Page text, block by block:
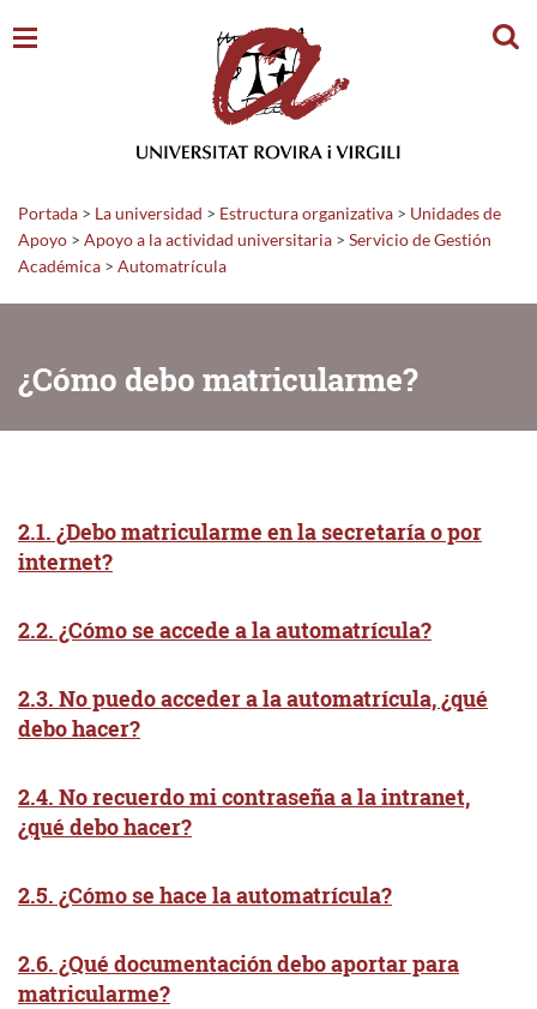
Portada > La universidad > Estructura organizativa > Unidades de
Apoyo > Apoyo a la actividad universitaria > Servicio de Gestión
Académica > Automatrícula
¿Cómo debo matricularme?
2.1. ¿Debo matricularme en la secretaría o por
internet?
2.2. ¿Cómo se accede a la automatrícula?
2.3. No puedo acceder a la automatrícula, ¿qué
debo hacer?
2.4. No recuerdo mi contraseña a la intranet,
¿qué debo hacer?
2.5. ¿Cómo se hace la automatrícula?
2.6. ¿Qué documentación debo aportar para
matricularme?